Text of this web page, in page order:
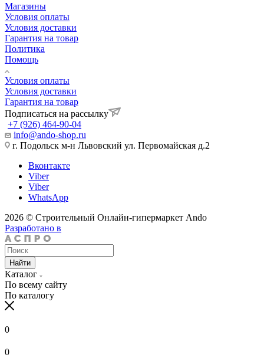
Магазины
Условия оплаты
Условия доставки
Гарантия на товар
Политика
Помощь
Условия оплаты
Условия доставки
Гарантия на товар
Подписаться на рассылку
+7 (926) 464-90-04
info@ando-shop.ru
г. Подольск м-н Львовский ул. Первомайская д.2
Вконтакте
Viber
Viber
WhatsApp
2026 © Строительный Онлайн-гипермаркет Ando
Разработано в
Найти
Каталог
По всему сайту
По каталогу
0
0